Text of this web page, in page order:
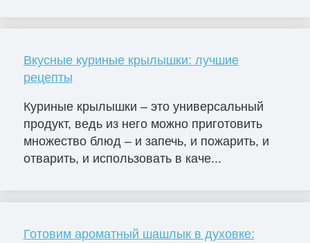
Вкусные куриные крылышки: лучшие
рецепты
Куриные крылышки – это универсальный
продукт, ведь из него можно приготовить
множество блюд – и запечь, и пожарить, и
отварить, и использовать в каче...
Готовим ароматный шашлык в духовке: